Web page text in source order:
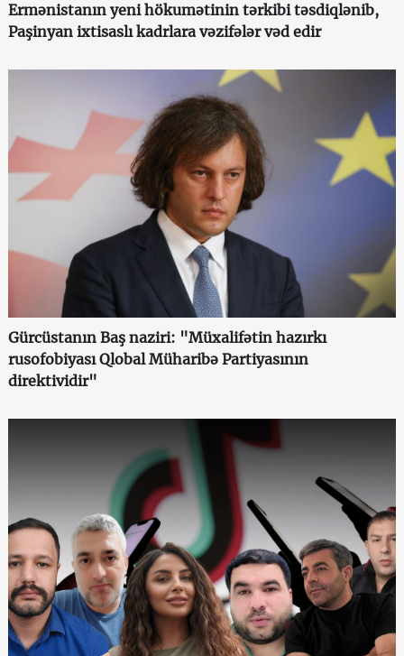
Ermənistanın yeni hökumətinin tərkibi təsdiqlənib,
Paşinyan ixtisaslı kadrlara vəzifələr vəd edir
Gürcüstanın Baş naziri: "Müxalifətin hazırkı
rusofobiyası Qlobal Müharibə Partiyasının
direktividir"